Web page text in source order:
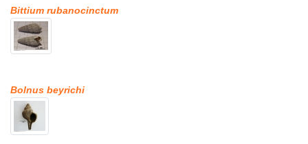
Bittium rubanocinctum
Bolnus beyrichi